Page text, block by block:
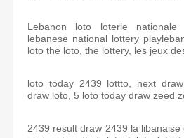
Lebanon loto loterie
lebanese national lottery
loto the loto, the lottery, les jeux
loto today 2439 lottto, next
draw loto, 5 loto today draw zeed
2439 result draw 2439 la